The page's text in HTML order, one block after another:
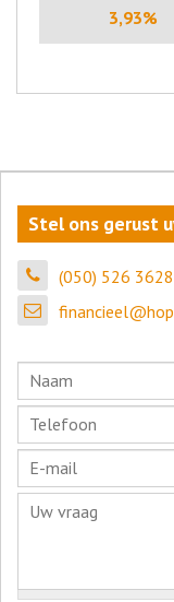
3,93%
Stel ons gerust
(050) 526 3628